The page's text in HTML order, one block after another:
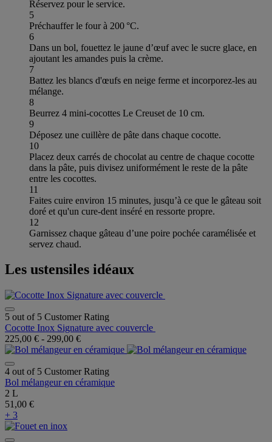
Réservez pour le service.
5
Préchauffer le four à 200 °C.
6
Dans un bol, fouettez le jaune d’œuf avec le sucre glace, en
ajoutant les amandes puis la crème.
7
Battez les blancs d'œufs en neige ferme et incorporez-les au
mélange.
8
Beurrez 4 mini-cocottes Le Creuset de 10 cm.
9
Déposez une cuillère de pâte dans chaque cocotte.
10
Placez deux carrés de chocolat au centre de chaque cocotte
dans la pâte, puis divisez uniformément le reste de la pâte
entre les cocottes.
11
Faites cuire environ 15 minutes, jusqu’à ce que le gâteau soit
doré et qu'un cure-dent inséré en ressorte propre.
12
Garnissez chaque gâteau d’une poire pochée caramélisée et
servez chaud.
Les ustensiles idéaux
5 out of 5 Customer Rating
Cocotte Inox Signature avec couvercle
225,00 € - 299,00 €
4 out of 5 Customer Rating
Bol mélangeur en céramique
2 L
51,00 €
+ 3